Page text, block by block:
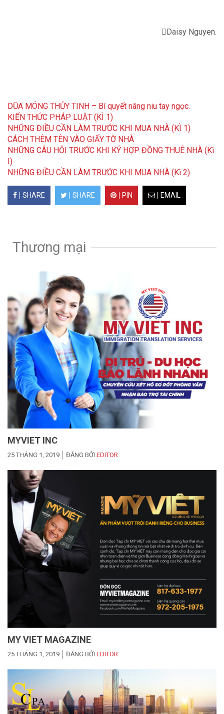
Daisy Nguyen.
DŨA MÓNG THỦY TINH – Bí quyết nâng niu tay ngọc.
KIẾN THỨC PHÁP LUẬT (KÌ 1)
NHỮNG ĐIỀU CẦN LÀM TRƯỚC KHI MUA NHÀ (KÌ 1)
CÁCH THÊM TÊN VÀO GIẤY TỜ NHÀ
NHỮNG CÂU HỎI TRƯỚC KHI KÝ HỢP ĐỒNG THUÊ NHÀ (Kì
I)
NHỮNG ĐIỀU CẦN LÀM TRƯỚC KHI MUA NHÀ (Kì 2)
SHARE SHARE PIN EMAIL
Thương mại
MYVIET INC
25 THÁNG 1, 2019 ĐĂNG BỞI EDITOR
MY VIET MAGAZINE
25 THÁNG 1, 2019 ĐĂNG BỞI EDITOR